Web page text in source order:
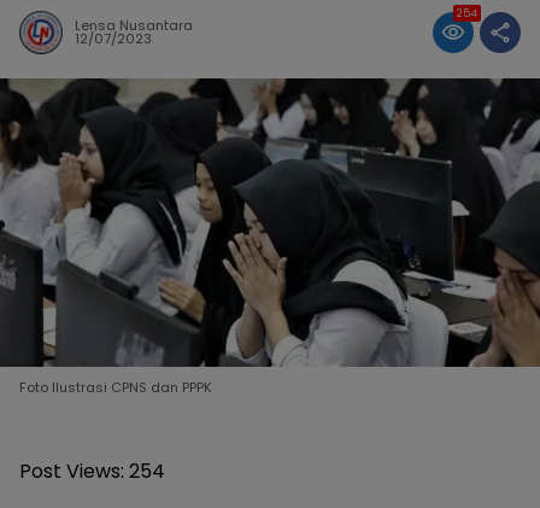
Lensa Nusantara
12/07/2023
254
Foto Ilustrasi CPNS dan PPPK
Post Views: 254